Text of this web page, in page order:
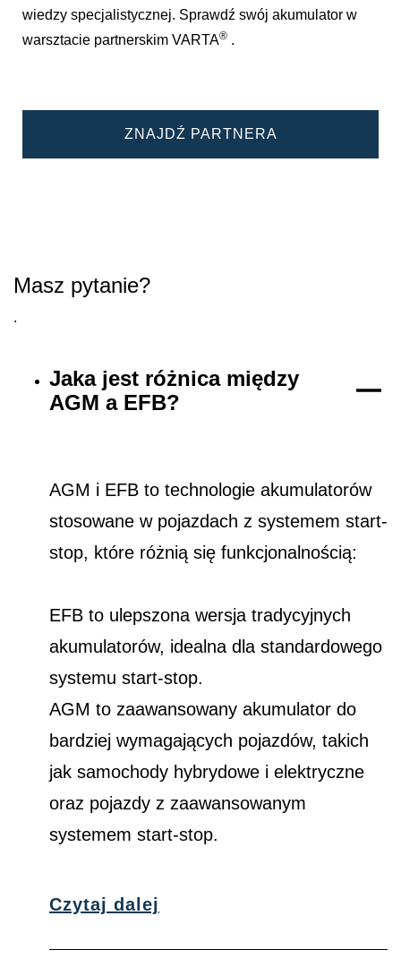
wiedzy specjalistycznej. Sprawdź swój akumulator w
warsztacie partnerskim VARTA® .
ZNAJDŹ PARTNERA
Masz pytanie?
.
Jaka jest różnica między
AGM a EFB?
AGM i EFB to technologie akumulatorów
stosowane w pojazdach z systemem start-
stop, które różnią się funkcjonalnością:
EFB to ulepszona wersja tradycyjnych
akumulatorów, idealna dla standardowego
systemu start-stop.
AGM to zaawansowany akumulator do
bardziej wymagających pojazdów, takich
jak samochody hybrydowe i elektryczne
oraz pojazdy z zaawansowanym
systemem start-stop.
Czytaj dalej